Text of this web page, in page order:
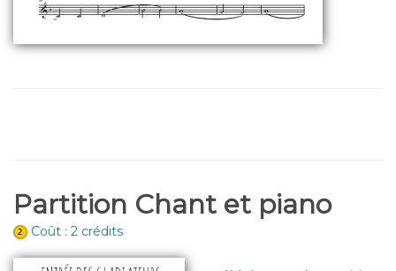
Partition Chant et piano
Coût : 2 crédits